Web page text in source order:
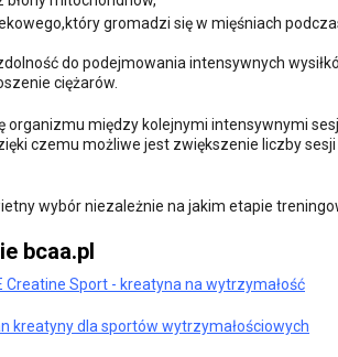
gromadzi się w mięśniach
do podejmowania intensywnych
ciężarów.
organizmu między kolejnymi intensywnymi
czemu możliwe jest zwiększenie liczby
wybór niezależnie na jakim etapie
bcaa.pl
Creatine Sport - kreatyna na wytrzymałość
kreatyny dla sportów wytrzymałościowych